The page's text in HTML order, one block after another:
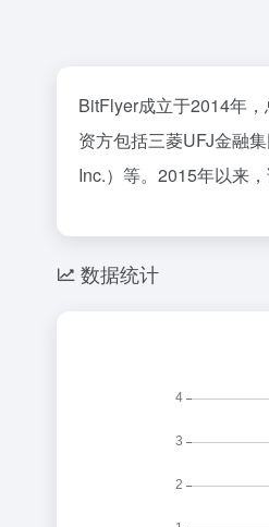
BitFlyer成立于2014年
资方包括三菱UFJ金融
Inc.）等。2015年以来
数据统计